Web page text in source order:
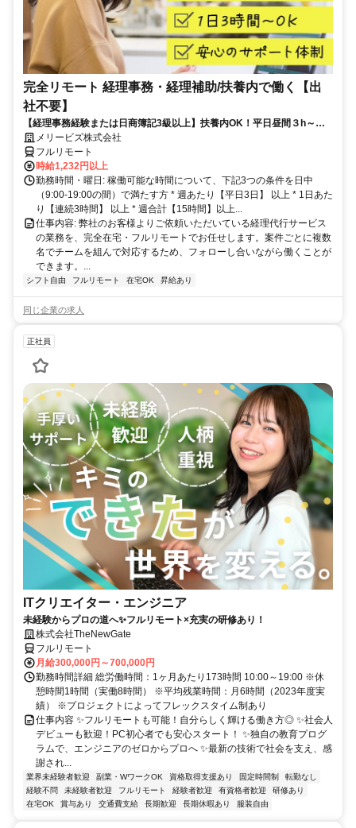
完全リモート 経理事務・経理補助/扶養内で働く【出
社不要】
【経理事務経験または日商簿記3級以上】扶養内OK！平日昼間３h～。
完全在宅で育児・介護中の方も大歓迎♪
メリービズ株式会社
フルリモート
時給1,232円以上
勤務時間・曜日: 稼働可能な時間について、下記3つの条件を日中
（9:00-19:00の間）で満たす方 * 週あたり【平日3日】 以上 * 1日あた
り【連続3時間】 以上 * 週合計【15時間】以上...
仕事内容: 弊社のお客様よりご依頼いただいている経理代行サービス
の業務を、完全在宅・フルリモートでお任せします。案件ごとに複数
名でチームを組んで対応するため、フォローし合いながら働くことが
できます。...
シフト自由 フルリモート 在宅OK 昇給あり
同じ企業の求人
正社員
ITクリエイター・エンジニア
未経験からプロの道へ✨フルリモート×充実の研修あり！
株式会社TheNewGate
フルリモート
月給300,000円～700,000円
勤務時間詳細 総労働時間：1ヶ月あたり173時間 10:00～19:00 ※休
憩時間1時間（実働8時間） ※平均残業時間：月6時間（2023年度実
績） ※プロジェクトによってフレックスタイム制あり
仕事内容 ✨フルリモートも可能！自分らしく輝ける働き方◎ ✨社会人
デビューも歓迎！PC初心者でも安心スタート！ ✨独自の教育プログ
ラムで、エンジニアのゼロからプロへ ✨最新の技術で社会を支え、感
謝され...
業界未経験者歓迎 副業・WワークOK 資格取得支援あり 固定時間制
転勤なし
経験不問
未経験者歓迎 フルリモート 経験者歓迎 有資格者歓迎
研修あり
在宅OK
賞与あり 交通費支給 長期歓迎 長期休暇あり 服装自由